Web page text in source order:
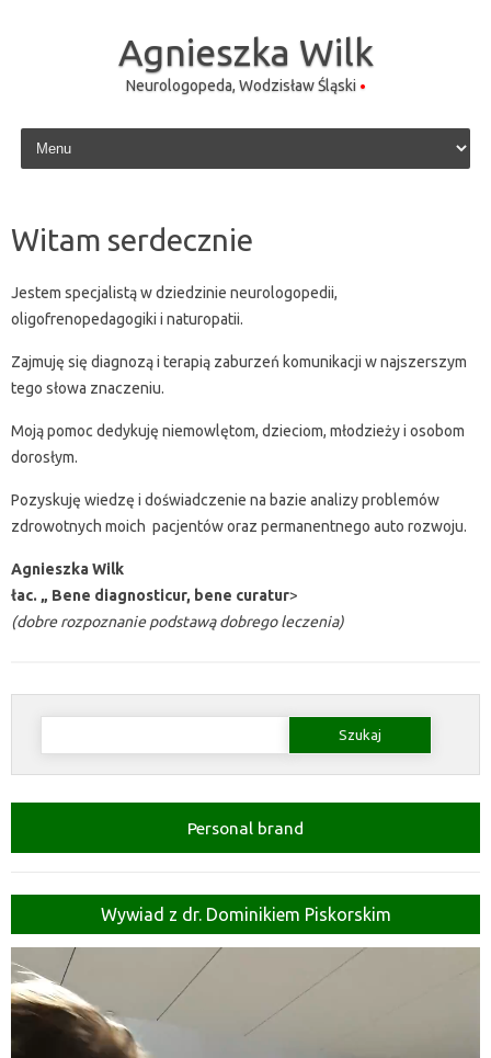
Agnieszka Wilk
Neurologopeda, Wodzisław Śląski
Skip to content
Witam serdecznie
Jestem specjalistą w dziedzinie neurologopedii,
oligofrenopedagogiki i naturopatii.
Zajmuję się diagnozą i terapią zaburzeń komunikacji w najszerszym
tego słowa znaczeniu.
Moją pomoc dedykuję niemowlętom, dzieciom, młodzieży i osobom
dorosłym.
Pozyskuję wiedzę i doświadczenie na bazie analizy problemów
zdrowotnych moich pacjentów oraz permanentnego auto rozwoju.
Agnieszka Wilk
łac. „ Bene diagnosticur, bene curatur>
(dobre rozpoznanie podstawą dobrego leczenia)
Szukaj:
Personal brand
Wywiad z dr. Dominikiem Piskorskim
Odtwarzacz
video